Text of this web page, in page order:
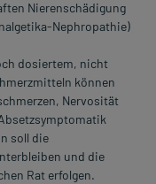
Nierenschädigung
Nephropathie)
dosiertem, nicht
können
Nervosität
soll die
und die
Rat erfolgen.